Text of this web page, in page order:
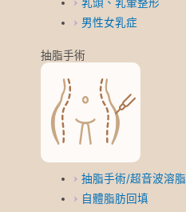
男性女乳症
抽脂手術
抽脂手術/超音波溶脂
自體脂肪回填